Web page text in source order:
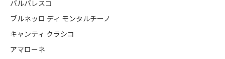
バルバレスコ
ブルネッロ ディ モンタルチーノ
キャンティ クラシコ
アマローネ